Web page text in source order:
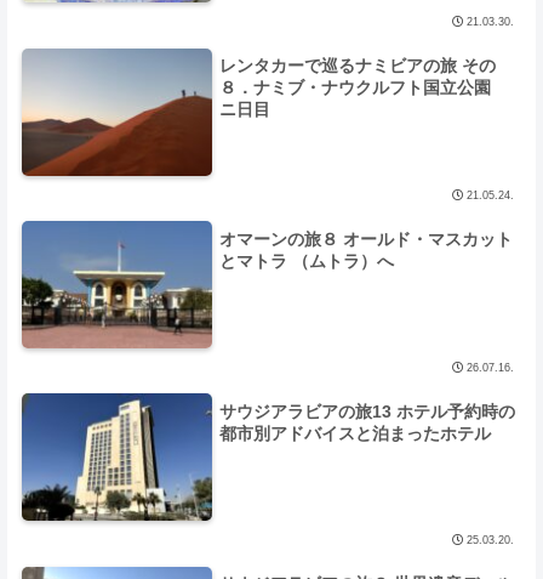
21.03.30.
レンタカーで巡るナミビアの旅 その
８．ナミブ・ナウクルフト国立公園
ニ日目
21.05.24.
オマーンの旅８ オールド・マスカット
とマトラ （ムトラ）へ
26.07.16.
サウジアラビアの旅13 ホテル予約時の
都市別アドバイスと泊まったホテル
25.03.20.